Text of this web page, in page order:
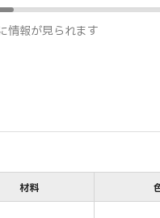
情報が見られます
材料